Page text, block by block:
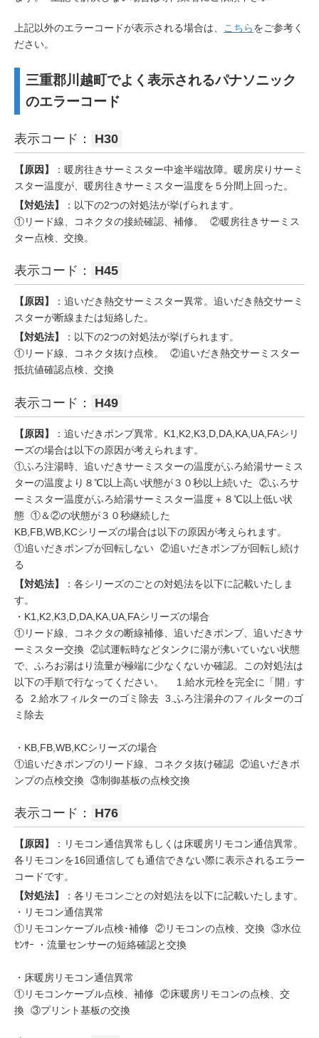
上記以外のエラーコードが表示される場合は、 こちらをご参考く
ださい。
三重郡川越町でよく表示されるパナソニック
のエラーコード
表示コード： H30
【原因】
：暖房往きサーミスター中途半端故障。暖房戻りサーミ
スター温度が、暖房往きサーミスター温度を５分間上回った。
【対処法】
：以下の2つの対処法が挙げられます。
①リード線、コネクタの接続確認、補修。 ②暖房往きサーミス
ター点検、交換。
表示コード： H45
【原因】
：追いだき熱交サーミスター異常。追いだき熱交サーミ
スターが断線または短絡した。
【対処法】
：以下の2つの対処法が挙げられます。
①リード線、コネクタ抜け点検。 ②追いだき熱交サーミスター
抵抗値確認点検、交換
表示コード： H49
【原因】
：追いだきポンプ異常。K1,K2,K3,D,DA,KA,UA,FAシリ
ーズの場合は以下の原因が考えられます。
①ふろ注湯時、追いだきサーミスターの温度がふろ給湯サーミス
ターの温度より８℃以上高い状態が３０秒以上続いた ②ふろサ
ーミスター温度がふろ給湯サーミスター温度＋８℃以上低い状
態 ①＆②の状態が３０秒継続した
KB,FB,WB,KCシリーズの場合は以下の原因が考えられます。
①追いだきポンプが回転しない ②追いだきポンプが回転し続け
る
【対処法】
：各シリーズのごとの対処法を以下に記載いたしま
す。
・K1,K2,K3,D,DA,KA,UA,FAシリーズの場合
①リード線、コネクタの断線補修、追いだきポンプ、追いだきサ
ーミスター交換 ②試運転時などタンクに湯が沸いていない状態
で、ふろお湯はり流量が極端に少なくないか確認。この対処法は
以下の手順で行なってください。 1.給水元栓を完全に「開」す
る 2.給水フィルターのゴミ除去 3.ふろ注湯弁のフィルターのゴ
ミ除去
・KB,FB,WB,KCシリーズの場合
①追いだきポンプのリード線、コネクタ抜け確認 ②追いだきポ
ンプの点検交換 ③制御基板の点検交換
表示コード： H76
【原因】
：リモコン通信異常もしくは床暖房リモコン通信異常。
各リモコンを16回通信しても通信できない際に表示されるエラー
コードです。
【対処法】
：各リモコンごとの対処法を以下に記載いたします。
・リモコン通信異常
①リモコンケーブル点検･補修 ②リモコンの点検、交換 ③水位
ｾﾝｻｰ ・流量センサーの短絡確認と交換
・床暖房リモコン通信異常
①リモコンケーブル点検、補修 ②床暖房リモコンの点検、交
換 ③プリント基板の交換